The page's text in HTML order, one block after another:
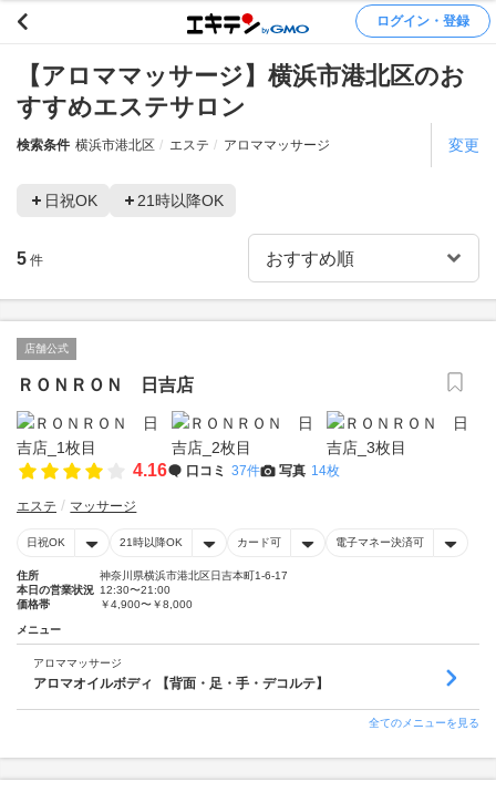
ログイン・登録
【アロママッサージ】横浜市港北区のお
すすめエステサロン
検索条件 横浜市港北区 エステ アロママッサージ 変更
日祝OK 21時以降OK
5 件
店舗公式
ＲＯＮＲＯＮ 日吉店
4.16 口コミ 37件 写真 14枚
エステ マッサージ
日祝OK 21時以降OK カード可 電子マネー決済可
住所
神奈川県横浜市港北区日吉本町1-6-17
本日の営業状況 12:30〜21:00
価格帯
￥4,900〜￥8,000
メニュー
アロママッサージ
アロマオイルボディ 【背面・足・手・デコルテ】
全てのメニューを見る